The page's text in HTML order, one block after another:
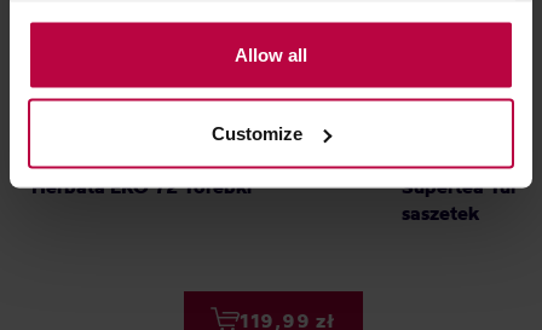
the controller’s (namely, ALL GOOD S.A., ul.
Mazowiecka 24I/U9, 78-100 Kołobrzeg) or third parties’
legitimate interests which are to ensure a high quality of
activities of the controller and authorized entities. More
information about cookies and the personal data
processing, including your rights, can be found in the
Allow all
Customize
Supertea - Variety Box Zestaw -
Herbata EKO 72 Torebki
119,99 zł
Teministeriet -
Supertea
saszetek